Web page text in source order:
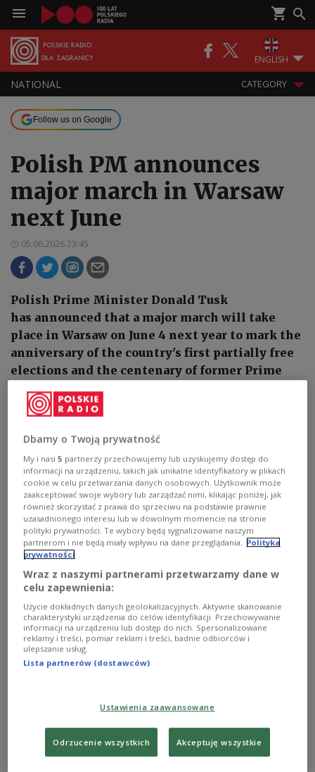
ENGLISH
NATIONAL CATEGORY
Follow us on Google
Polish PM announces
major march in Warsaw
next June
05.06.2026 23:45
Polish Prime Minister Donald Tusk
has announced that a major march will take
place in Warsaw on June 4 next year to mark the
anniversary of the country's first partially free
elections and the centenary of former Prime
Minister Tadeusz Mazowiecki's birth.
Tadeusz Mazowiecki PAP/Bartłomiej Zborowski
Tusk said on Thursday that participants in the
"Great Patriots' March" would walk past a planned
monument to Mazowiecki, which he proposed
erecting outside the prime minister's office in
Announcing the initiative, Tusk said thatJune 4,
marked the end of communism in Poland and
Dbamy o Twoją prywatność
My i nasi5 partnerzy przechowujemy lub uzyskujemy dostęp do
informacji na urządzeniu, takich jak unikalne identyfikatory w plikach
cookie w celu przetwarzania danych osobowych. Użytkownik może
zaakceptować swoje wybory lub zarządzać nimi, klikając poniżej, jak
również skorzystać z prawa do sprzeciwu na podstawie prawnie
uzasadnionego interesu lub w dowolnym momencie na stronie
polityki prywatności. Te wybory będą sygnalizowane naszym
partnerom i nie będą miały wpływu na dane przeglądania.
Polityka
prywatności
Wraz z naszymi partnerami przetwarzamy dane w
celu zapewnienia:
Użycie dokładnych danych geolokalizacyjnych. Aktywne skanowanie
charakterystyki urządzenia do celów identyfikacji. Przechowywanie
informacji na urządzeniu lub dostęp do nich. Spersonalizowane
reklamy i treści, pomiar reklam i treści, badnie odbiorców i
ulepszanie usług.
Lista partnerów (dostawców)
Ustawienia zaawansowane
Odrzucenie wszystkich Akceptuję wszystkie